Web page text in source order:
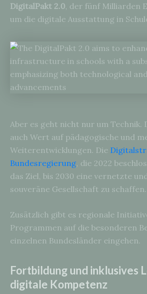
DigitalPakt 2.0 , der fünf Milliarden
um die digitale Ausstattung in
Aber es geht nicht nur um Technik.
auch Wert auf pädagogische und
Weiterentwicklungen. Die
Bundesregierung , die 2022
das Ziel, bis 2030 eine vernetzte
souveräne Gesellschaft zu schaffen.
Zusätzlich gibt es regionale
Programmen auf die besonderen
einzelnen Bundesländer eingehen.
Fortbildung und inklusives
digitale Kompetenz